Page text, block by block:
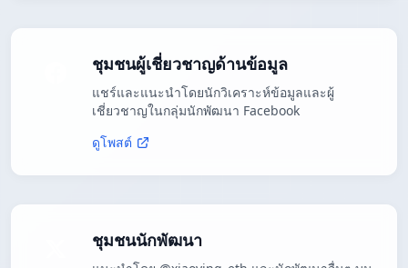
ชุมชนผู้เชี่ยวชาญด้านข้อมูล
แชร์และแนะนำโดยนักวิเคราะห์ข้อมูลและผู้
เชี่ยวชาญในกลุ่มนักพัฒนา Facebook
ดูโพสต์
ชุมชนนักพัฒนา